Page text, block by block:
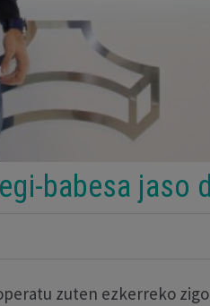
babesa jaso
zuten ezkerreko